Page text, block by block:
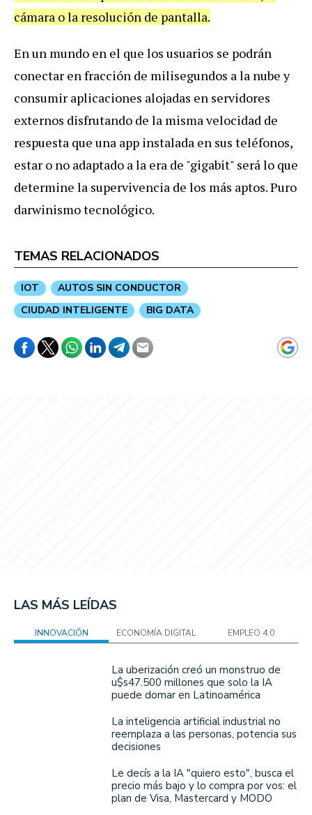
cámara ola resolución de pantalla.
Enun mundo en el que los usuarios se podrán
conectar enfracción de milisegundos ala nube y
consumir aplicaciones alojadas en servidores
externos disfrutando de la mismavelocidad de
respuesta que una app instalada en sus teléfonos,
estar o no adaptado ala era de "gigabit" serálo que
determine la supervivencia de los más aptos.Puro
darwinismotecnológico.
TEMAS RELACIONADOS
IOT
AUTOS SIN CONDUCTOR
CIUDAD INTELIGENTE
BIG DATA
LAS MÁS LEÍDAS
INNOVACIÓN ECONOMÍA DIGITAL EMPLEO 4.0
La uberización creó un monstruo de
u$s47.500 millones que solo la IA
puede domar en Latinoamérica
La inteligencia artificial industrial no
reemplaza a las personas, potencia sus
decisiones
Le decís a la IA "quiero esto", busca el
precio más bajo y lo compra por vos: el
plan de Visa, Mastercard y MODO